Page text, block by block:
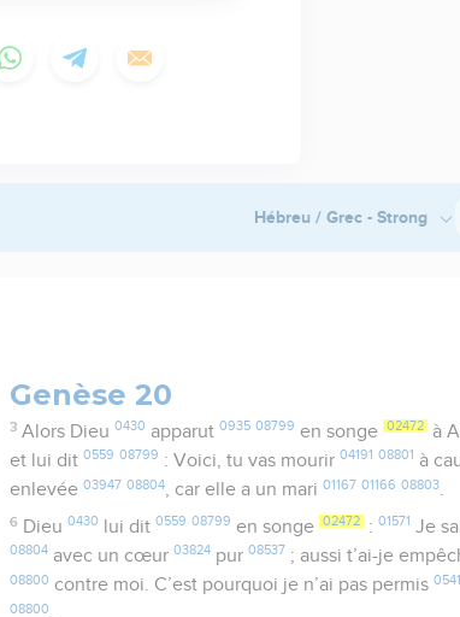
Hébreu / Grec - Strong
Genèse 20
3 Alors Dieu 0430 apparut 0935 08799 en songe 02472 à
et lui dit0559 08799 : Voici, tu vas mourir04191 08801 à
enlevée03947 08804, car elle a un mari01167 01166 08803.
6 Dieu 0430 lui dit 0559 08799 en songe 02472 : 01571 Je
08804 avec un cœur03824 pur08537 ; aussi t’ai-je
08800 contre moi. C’est pourquoi je n’ai pas permis
08800